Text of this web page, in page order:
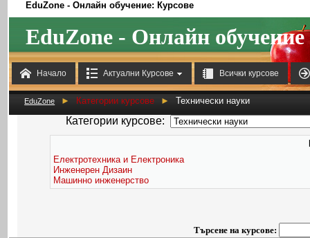
 Начало  Актуални Курсове  Всички курсове 
EduZone - Онлайн обучение: Курсове
EduZone - Онлайн обучение
EduZone ► Категории курсове ► Технически науки
Категории курсове:
Електротехника и Електроника
Инженерен Дизаин
Машинно инженерство
Търсене на курсове: